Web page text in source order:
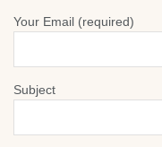
Your Email (required)
Subject